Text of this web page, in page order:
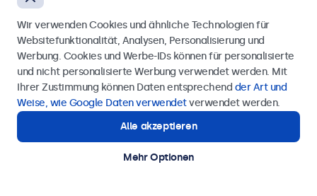
19 Zoll Touchscreen Metall (High-Brightness)
Artikelnummer:19HB9M/U1
Anfrage senden
Rufen Sie uns an unter0211 38 78 95 62
Benötigen Sie Unterstützung?
Kontaktieren Sie uns!
Wir verwenden Cookies und ähnliche Technologien für
Websitefunktionalität, Analysen, Personalisierung und
Werbung. Cookies und Werbe-IDs können für personalisierte
und nicht personalisierte Werbung verwendet werden. Mit
Ihrer Zustimmung können Daten entsprechend der Art und
Weise, wie Google Daten verwendetverwendet werden.
Alle akzeptieren
Mehr Optionen